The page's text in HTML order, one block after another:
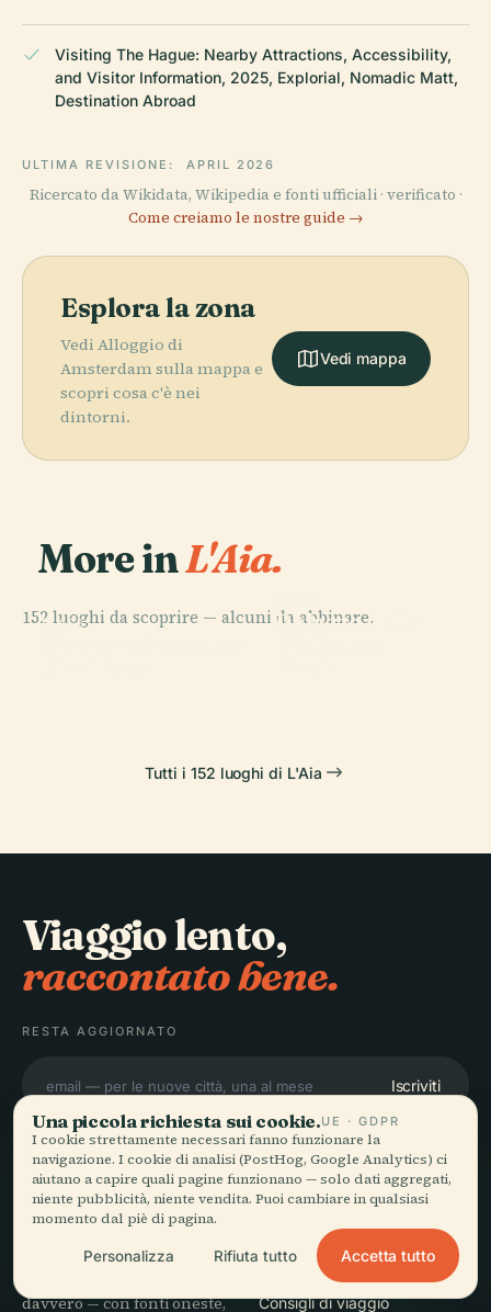
Visiting The Hague: Nearby Attractions, Accessibility,
and Visitor Information, 2025, Explorial, Nomadic Matt,
Destination Abroad
ULTIMA REVISIONE: APRIL 2026
Ricercato da Wikidata, Wikipedia e fonti ufficiali · verificato ·
Come creiamo le nostre guide →
Esplora la zona
Vedi Alloggio di
Amsterdam sulla mappa e
scopri cosa c'è nei
dintorni.
Vedi mappa
More inL'Aia.
152 luoghi da scoprire — alcuni da abbinare.
PLACE
Palazzo della
PLACE PLACE
Tutti i 152 luoghi di L'Aia
Viaggio lento,
raccontato bene.
RESTA AGGIORNATO
Iscriviti
Audiala
davvero — con fonti oneste,
Destinazioni
Consigli di viaggio
Una piccola richiesta sui cookie.UE · GDPR
I cookie strettamente necessari fanno funzionare la
navigazione. I cookie di analisi (PostHog, Google Analytics) ci
aiutano a capire quali pagine funzionano — solo dati aggregati,
niente pubblicità, niente vendita. Puoi cambiare in qualsiasi
momento dal piè di pagina.
Personalizza Rifiuta tutto Accetta tutto